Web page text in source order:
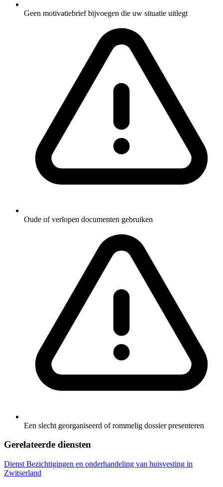
Geen motivatiebrief bijvoegen die uw situatie uitlegt
Oude of verlopen documenten gebruiken
Een slecht georganiseerd of rommelig dossier presenteren
Gerelateerde diensten
Dienst Bezichtigingen en onderhandeling van huisvesting in
Zwitserland